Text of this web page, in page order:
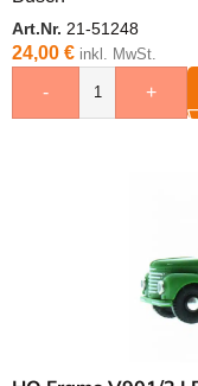
Art.Nr. 21-51248
24,00 € inkl. MwSt.
- +